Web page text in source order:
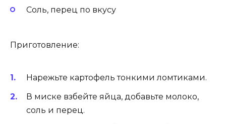
Соль, перец по вкусу
Приготовление:
Нарежьте картофель тонкими ломтиками.
В миске взбейте яйца, добавьте молоко,
соль и перец.